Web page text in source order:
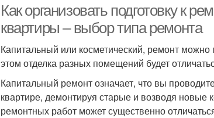
Как организовать подготовку к
квартиры – выбор типа ремонта
Капитальный или косметический, ремонт можно
этом отделка разных помещений будет
Капитальный ремонт означает, что вы
квартире, демонтируя старые и возводя новые
ремонтных работ может существенно